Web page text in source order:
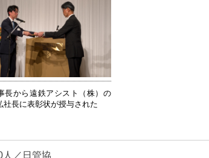
長から遠鉄アシスト（株）の
社長に表彰状が授与された
／日管協